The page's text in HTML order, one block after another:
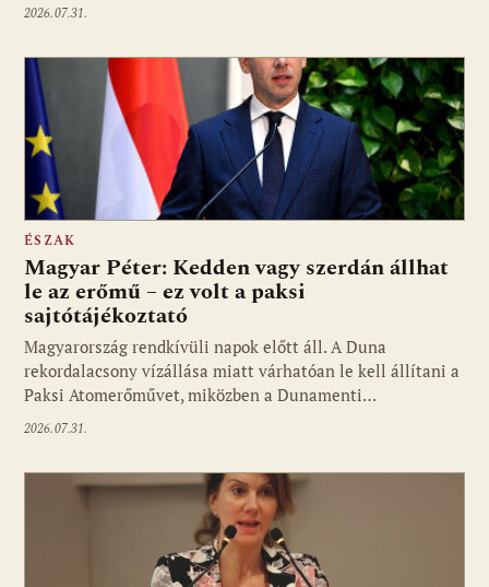
2026.07.31.
ÉSZAK
Magyar Péter: Kedden vagy szerdán állhat
le az erőmű – ez volt a paksi
sajtótájékoztató
Magyarország rendkívüli napok előtt áll. A Duna
rekordalacsony vízállása miatt várhatóan le kell állítani a
Paksi Atomerőművet, miközben a Dunamenti…
2026.07.31.